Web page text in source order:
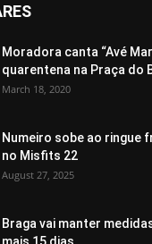
Moradora canta “Avé
quarentena na Praça do
March 18, 2020
Numeiro sobe ao ringue
no Misfits 22
August 27, 2025
Braga vai manter
mais 15 dias